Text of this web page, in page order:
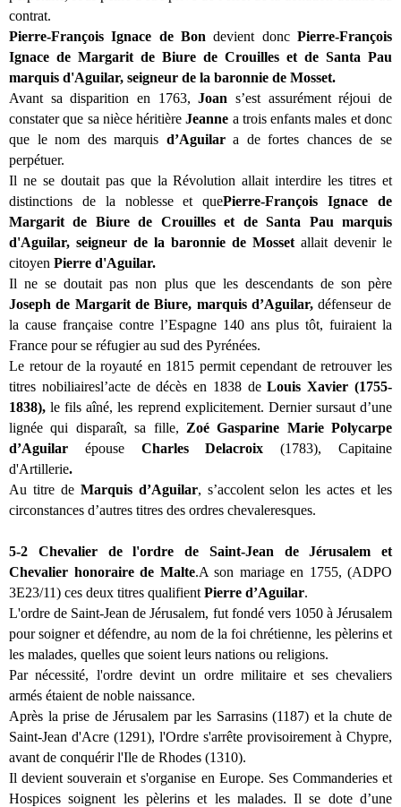
contrat.
Pierre-François Ignace de Bondevient doncPierre-François
Ignace de Margarit de Biure de Crouilles et de Santa Pau
marquis d'Aguilar, seigneur de la baronnie de Mosset.
Avant sa disparition en 1763,Joans’est assurément réjoui de
constater que sa nièce héritièreJeanne a trois enfants males et donc
que le nom des marquis d’Aguilara de fortes chances de se
perpétuer.
Il ne se doutait pas que la Révolution allait interdire les titres et
distinctions de la noblesse et quePierre-François Ignace de
Margarit de Biure de Crouilles et de Santa Pau marquis
d'Aguilar, seigneur de la baronnie de Mosset allait devenir le
citoyen Pierre d'Aguilar.
Il ne se doutait pas non plus que les descendants de son père
Joseph de Margarit de Biure, marquis d’Aguilar,défenseur de
la cause française contre l’Espagne 140 ans plus tôt, fuiraient la
France pour se réfugier au sud des Pyrénées.
Le retour de la royauté en 1815 permit cependant de retrouver les
titres nobiliairesl’acte de décès en 1838 deLouis Xavier (1755-
1838), le fils aîné, les reprend explicitement. Dernier sursaut d’une
lignée qui disparaît, sa fille, Zoé Gasparine Marie Polycarpe
d’Aguilar épouse Charles Delacroix(1783), Capitaine
d'Artillerie.
Au titre de Marquis d’Aguilar, s’accolent selon les actes et les
circonstances d’autres titres des ordres chevaleresques.
5-2 Chevalier de l'ordre de Saint-Jean de Jérusalem et
Chevalier honoraire de Malte.A son mariage en 1755, (ADPO
3E23/11) ces deux titres qualifient Pierre d’Aguilar.
L'ordre de Saint-Jean de Jérusalem, fut fondé vers 1050 à Jérusalem
pour soigner et défendre, au nom de la foi chrétienne, les pèlerins et
les malades, quelles que soient leurs nations ou religions.
Par nécessité, l'ordre devint un ordre militaire et ses chevaliers
armés étaient de noble naissance.
Après la prise de Jérusalem par les Sarrasins (1187) et la chute de
Saint-Jean d'Acre (1291), l'Ordre s'arrête provisoirement à Chypre,
avant de conquérir l'Ile de Rhodes (1310).
Il devient souverain et s'organise en Europe. Ses Commanderies et
Hospices soignent les pèlerins et les malades. Il se dote d’une